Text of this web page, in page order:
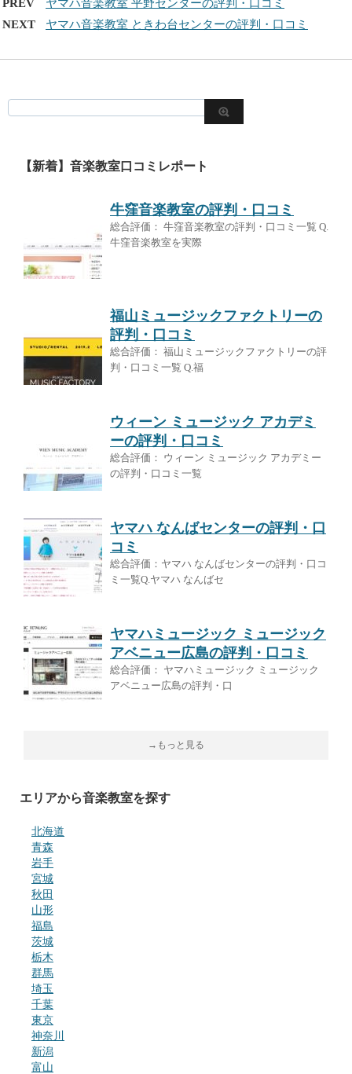
PREV
ヤマハ音楽教室 平野センターの評判・口コミ
NEXT
ヤマハ音楽教室 ときわ台センターの評判・口コミ
【新着】音楽教室口コミレポート
牛窪音楽教室の評判・口コミ
総合評価： 牛窪音楽教室の評判・口コミ一覧 Q.
牛窪音楽教室を実際
福山ミュージックファクトリーの
評判・口コミ
総合評価： 福山ミュージックファクトリーの評
判・口コミ一覧 Q.福
ウィーン ミュージック アカデミ
ーの評判・口コミ
総合評価： ウィーン ミュージック アカデミー
の評判・口コミ一覧
ヤマハ なんばセンターの評判・口
コミ
総合評価：ヤマハ なんばセンターの評判・口コ
ミ一覧Q.ヤマハ なんばセ
ヤマハミュージック ミュージック
アベニュー広島の評判・口コミ
総合評価： ヤマハミュージック ミュージック
アベニュー広島の評判・口
→もっと見る
エリアから音楽教室を探す
北海道
青森
岩手
宮城
秋田
山形
福島
茨城
栃木
群馬
埼玉
千葉
東京
神奈川
新潟
富山